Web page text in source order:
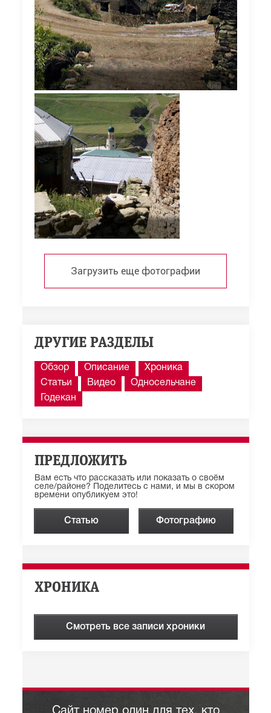
Загрузить еще фотографии
ДРУГИЕ РАЗДЕЛЫ
Обзор Описание
Хроника
Статьи
Видео
Односельчане
Годекан
ПРЕДЛОЖИТЬ
Вам есть что рассказать или показать о своём
селе/районе? Поделитесь с нами, и мы в скором
времени опубликуем это!
Статью Фотографию
ХРОНИКА
Смотреть все записи хроники